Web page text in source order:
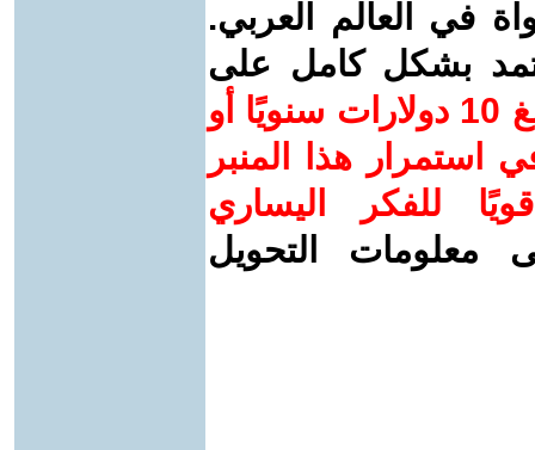
في العالم العربي.
بشكل كامل على
ساهم/ي معنا! بدعمكم بمبلغ 10 دولارات سنويًا أو
استمرار هذا المنبر
للفكر اليساري
معلومات التحويل